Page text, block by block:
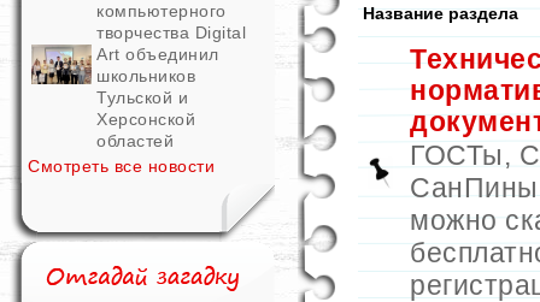
компьютерного
творчества Digital
Art объединил
школьников
Тульской и
Херсонской
областей
Смотреть все новости
Название раздела
ГОСТы,
СанПины
можно